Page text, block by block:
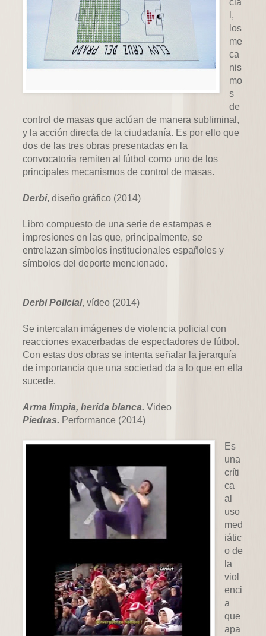
l,
los
me
ca
nis
mo
s
de
control de masas que actúan de manera subliminal,
y la acción directa de la ciudadanía. Es por ello que
dos de las tres obras presentadas en la
convocatoria remiten al fútbol como uno de los
principales mecanismos de control de masas.
Derbi, diseño gráfico (2014)
Libro compuesto de una serie de estampas e
impresiones en las que, principalmente, se
entrelazan símbolos institucionales españoles y
símbolos del deporte mencionado.
Derbi Policial, vídeo (2014)
Se intercalan imágenes de violencia policial con
reacciones exacerbadas de espectadores de fútbol.
Con estas dos obras se intenta señalar la jerarquía
de importancia que una sociedad da a lo que en ella
sucede.
Arma limpia, herida blanca.Video
Piedras. Performance (2014)
Es
una
críti
ca
al
uso
med
iátic
o de
la
viol
enci
a
que
apa